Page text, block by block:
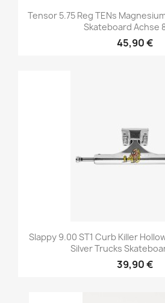
Tensor 5.75 Reg TENs
Skateboard Achse
45,90 €
Slappy 9.00 ST1 Curb Killer
Silver Trucks
39,90 €